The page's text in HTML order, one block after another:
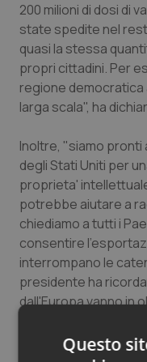
200 milioni di dosi di
state spedite nel
quasi la stessa
propri cittadini. Per
regione democratica
larga scala", ha
Inoltre, "siamo
degli Stati Uniti per
proprieta'
potrebbe aiutare a
chiediamo a tutti i
consentire
interrompano le
presidente ha
dall'Europa vanno in
o il Regno Unito. I
Questo